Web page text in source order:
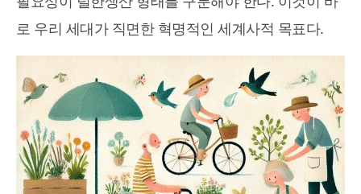
로 우리 세대가 직면한 혁명적인 세계사적 목표다.